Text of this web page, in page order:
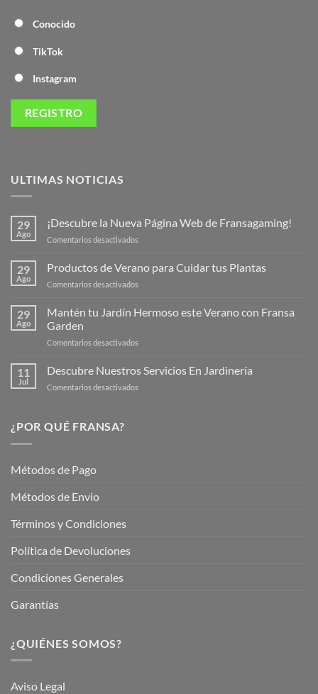
Conocido
TikTok
Instagram
ULTIMAS NOTICIAS
29
Ago
¡Descubre la Nueva Página Web de Fransagaming!
Comentarios desactivados
Nueva
de
29
Ago
Productos de Verano para Cuidar tus Plantas
Comentarios desactivados
de
Plantas
29
Ago
Mantén tu Jardín Hermoso este Verano con Fransa
Garden
Comentarios desactivados
tu
11
Jul
Descubre Nuestros Servicios En Jardinería
Comentarios desactivados
¿POR QUÉ FRANSA?
Métodos de Pago
Métodos de Envio
Términos y Condiciones
Política de Devoluciones
Condiciones Generales
Garantías
¿QUIÉNES SOMOS?
Aviso Legal